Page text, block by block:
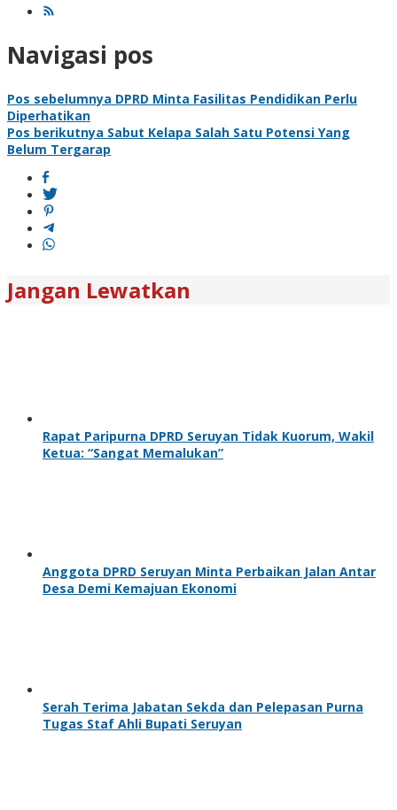
Navigasi pos
Pos sebelumnya DPRD Minta Fasilitas Pendidikan Perlu
Diperhatikan
Pos berikutnya Sabut Kelapa Salah Satu Potensi Yang
Belum Tergarap
Jangan Lewatkan
Rapat Paripurna DPRD Seruyan Tidak Kuorum, Wakil
Ketua: “Sangat Memalukan”
Anggota DPRD Seruyan Minta Perbaikan Jalan Antar
Desa Demi Kemajuan Ekonomi
Serah Terima Jabatan Sekda dan Pelepasan Purna
Tugas Staf Ahli Bupati Seruyan